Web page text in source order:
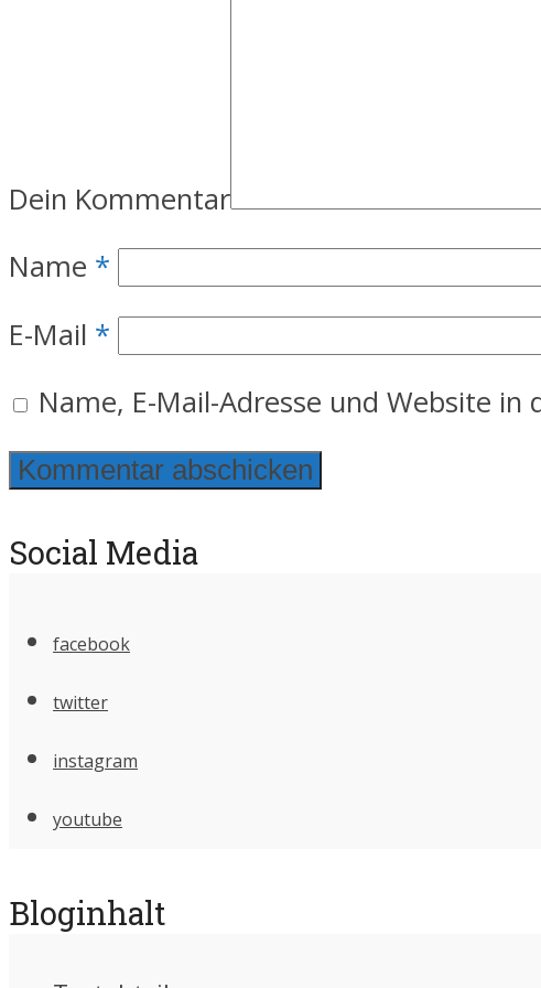
Dein Kommentar
Name *
E-Mail *
Name, E-Mail-Adresse und Website
Social Media
facebook
twitter
instagram
youtube
Bloginhalt